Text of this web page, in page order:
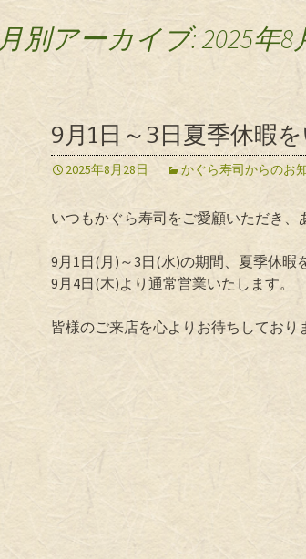
月別アーカイブ: 2025年8
9月1日～3日夏季休暇
2025年8月28日 かぐら寿司からのお
いつもかぐら寿司をご愛顧いただき、
9月1日(月)～3日(水)の期間、夏季休暇
9月4日(木)より通常営業いたします。
皆様のご来店を心よりお待ちしており